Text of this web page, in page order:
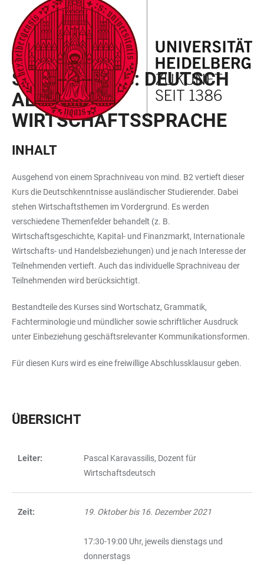
LINKS
ZUR
BARRIEREFREIHEIT
ZUM
HAUPTINHALT
HAUPTNAVIGATION
ÖFFNEN
WEBSEITENSUCHE
ÖFFNEN
SEMESTERBEGLEITPROGRAMM
SPRACHKURS: DEUTSCH
ALS
WIRTSCHAFTSSPRACHE
INHALT
Ausgehend von einem Sprachniveau von mind. B2 vertieft dieser
Kurs die Deutschkenntnisse ausländischer Studierender. Dabei
stehen Wirtschaftsthemen im Vordergrund. Es werden
verschiedene Themenfelder behandelt (z. B.
Wirtschaftsgeschichte, Kapital- und Finanzmarkt, Internationale
Wirtschafts- und Handelsbeziehungen) und je nach Interesse der
Teilnehmenden vertieft. Auch das individuelle Sprachniveau der
Teilnehmenden wird berücksichtigt.
Bestandteile des Kurses sind Wortschatz, Grammatik,
Fachterminologie und mündlicher sowie schriftlicher Ausdruck
unter Einbeziehung geschäftsrelevanter Kommunikationsformen.
Für diesen Kurs wird es eine freiwillige Abschlussklausur geben.
ÜBERSICHT
Leiter:
Pascal Karavassilis, Dozent für
Wirtschaftsdeutsch
Zeit: 19. Oktober bis 16. Dezember 2021
17:30-19:00 Uhr, jeweils dienstags und
donnerstags